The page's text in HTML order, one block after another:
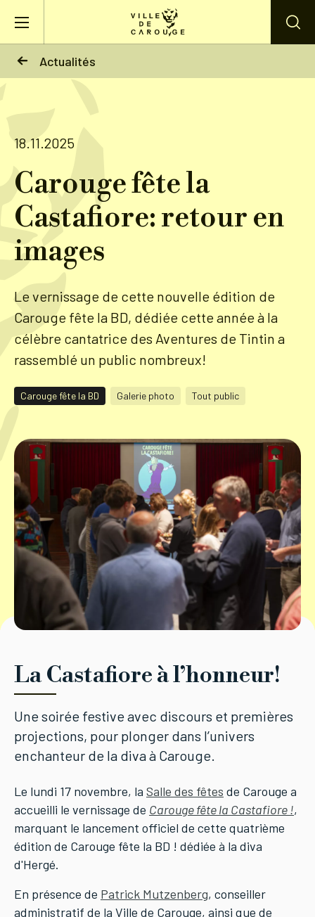
Actualités
Mairie
Vie pratique
Actualités
Agenda
Lieux
Tourisme
CAROUGE SE CONSTRUIT
18.11.2025
Carouge fête la
Castafiore: retour en
images
Le vernissage de cette nouvelle édition de
Carouge fête la BD, dédiée cette année à la
célèbre cantatrice des Aventures de Tintin a
rassemblé un public nombreux!
Carouge fête la BD Galerie photo Tout public
La Castafiore à l’honneur!
Une soirée festive avec discours et premières
projections, pour plonger dans l’univers
enchanteur de la diva à Carouge.
Le lundi 17 novembre, la Salle des fêtes de Carouge a
accueilli le vernissage de Carouge fête la Castafiore !,
marquant le lancement officiel de cette quatrième
édition de Carouge fête la BD ! dédiée à la diva
d'Hergé.
En présence de Patrick Mutzenberg, conseiller
administratif de la Ville de Carouge, ainsi que de